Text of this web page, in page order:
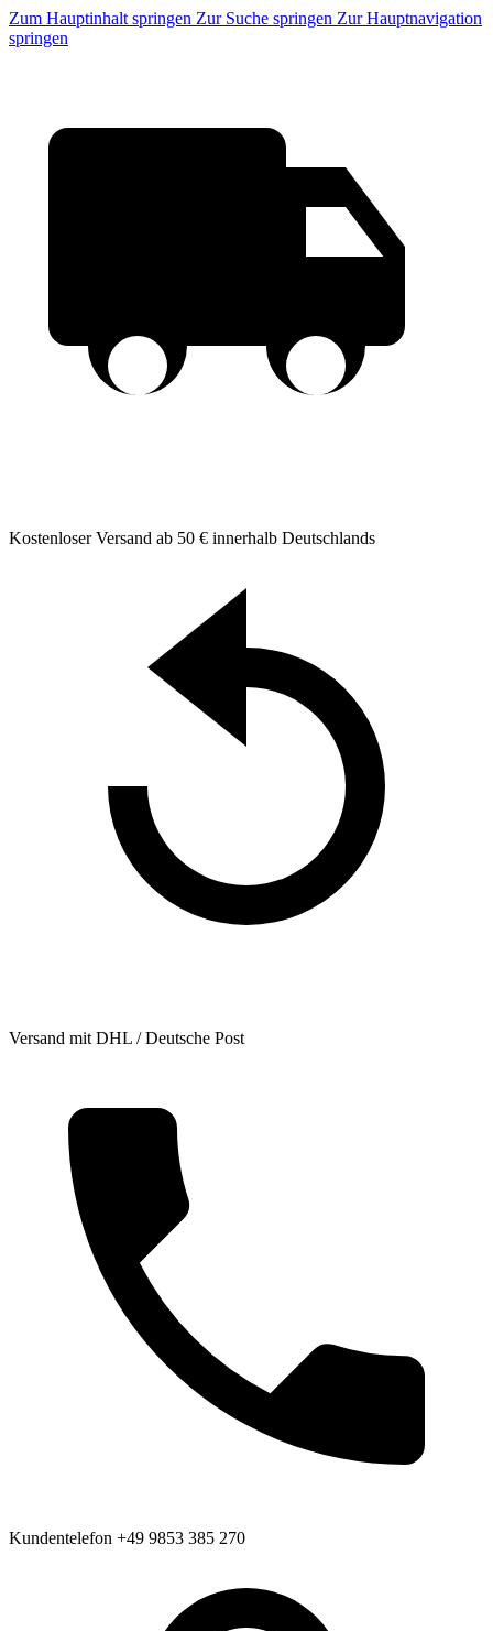
Zum Hauptinhalt springen Zur Suche springen Zur Hauptnavigation
springen
Kostenloser Versand ab 50 € innerhalb Deutschlands
Versand mit DHL / Deutsche Post
Kundentelefon +49 9853 385 270